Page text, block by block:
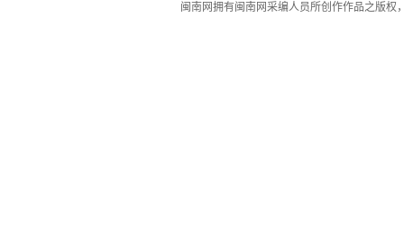
闽南网拥有闽南网采编人员所创作作品之版